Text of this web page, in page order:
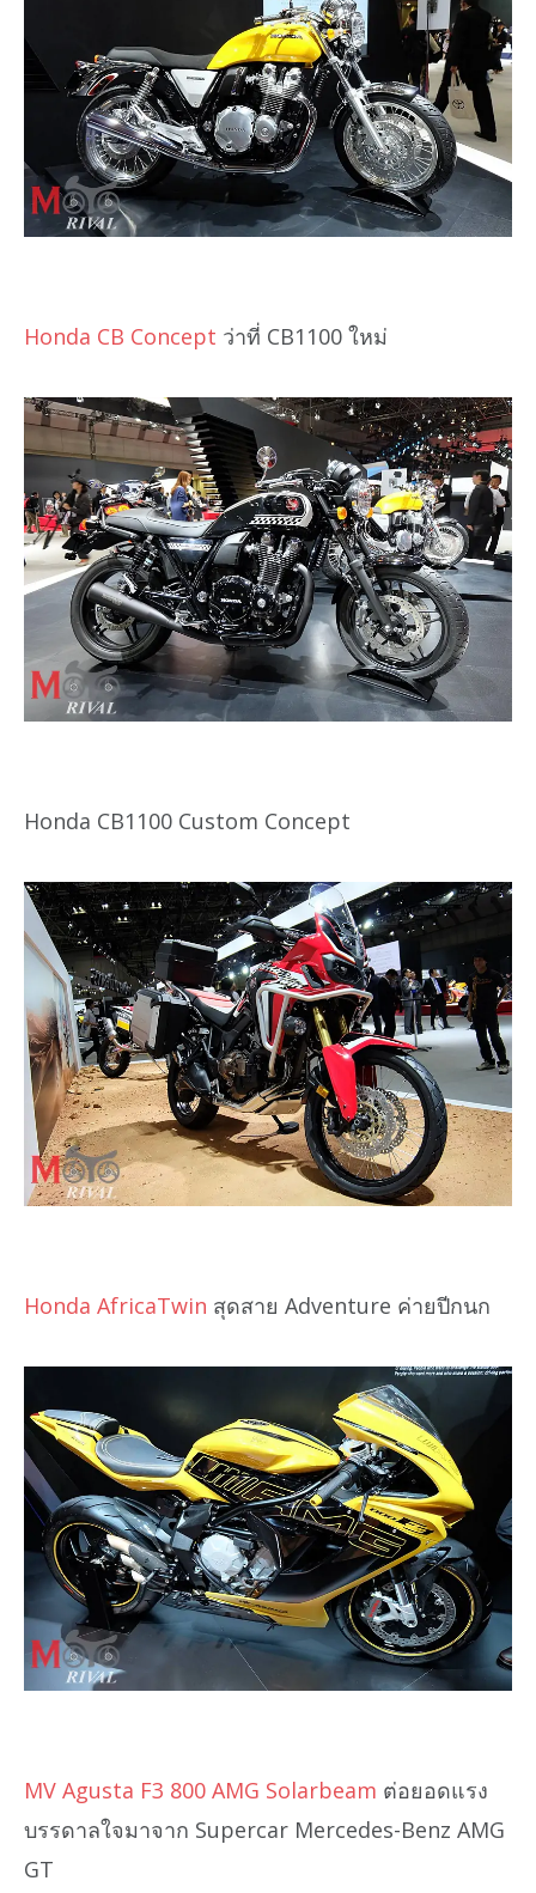
Honda CB Concept ว่าที่ CB1100 ใหม่
Honda CB1100 Custom Concept
Honda AfricaTwin สุดสาย Adventure ค่ายปีกนก
MV Agusta F3 800 AMG Solarbeam ต่อยอดแรง
บรรดาลใจมาจาก Supercar Mercedes-Benz AMG
GT